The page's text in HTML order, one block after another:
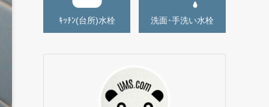
ｷｯﾁﾝ(台所)水栓 洗面･手洗い水栓